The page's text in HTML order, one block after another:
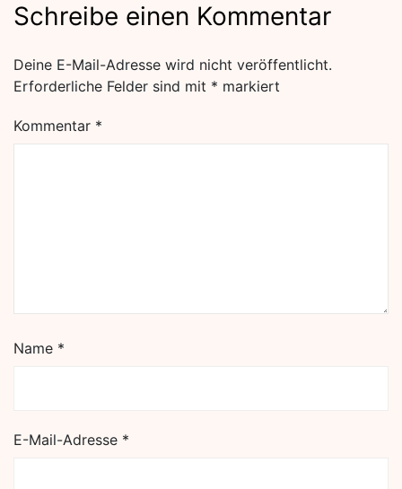
Schreibe einen Kommentar
Deine E-Mail-Adresse wird nicht veröffentlicht.
Erforderliche Felder sind mit * markiert
Kommentar *
Name *
E-Mail-Adresse *